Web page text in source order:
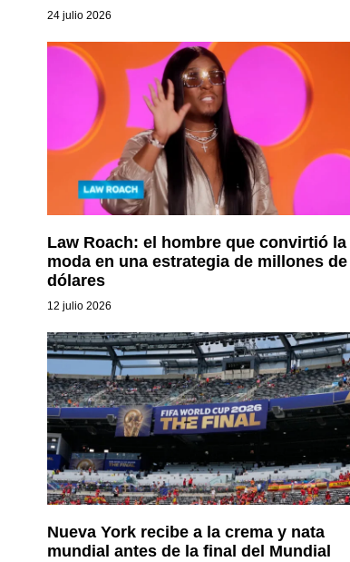
24 julio 2026
Law Roach: el hombre que convirtió la
moda en una estrategia de millones de
dólares
12 julio 2026
Nueva York recibe a la crema y nata
mundial antes de la final del Mundial